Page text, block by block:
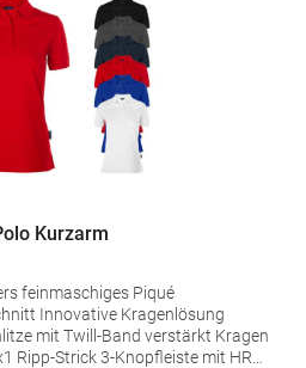
Kurzarm
feinmaschiges Piqué
mit Twill-Band verstärkt Kragen
mit HRM-